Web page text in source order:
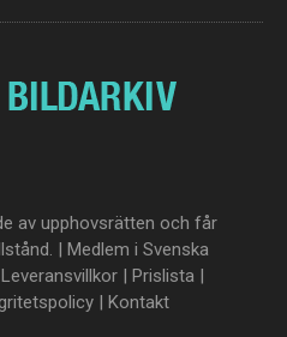
av upphovsrätten och får
| Medlem i Svenska
Leveransvillkor | Prislista |
| Kontakt